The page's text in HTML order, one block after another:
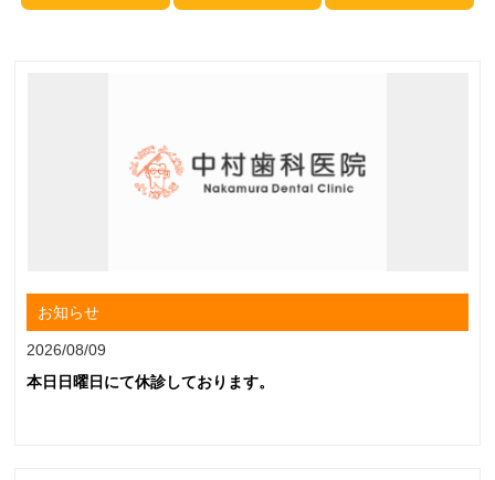
お知らせ
2026/08/09
本日日曜日にて休診しております。